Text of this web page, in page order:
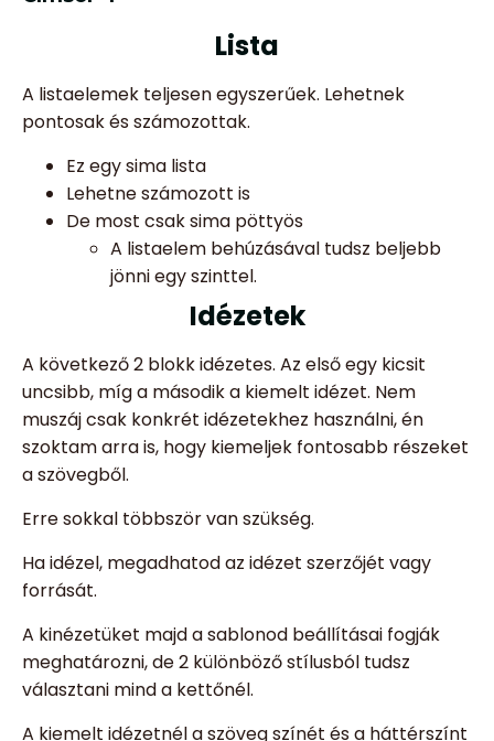
Lista
A listaelemek teljesen egyszerűek. Lehetnek
pontosak és számozottak.
Ez egy sima lista
Lehetne számozott is
De most csak sima pöttyös
A listaelem behúzásával tudsz beljebb
jönni egy szinttel.
Idézetek
A következő 2 blokk idézetes. Az első egy kicsit
uncsibb, míg a második a kiemelt idézet. Nem
muszáj csak konkrét idézetekhez használni, én
szoktam arra is, hogy kiemeljek fontosabb részeket
a szövegből.
Erre sokkal többször van szükség.
Ha idézel, megadhatod az idézet szerzőjét vagy
forrását.
A kinézetüket majd a sablonod beállításai fogják
meghatározni, de 2 különböző stílusból tudsz
választani mind a kettőnél.
A kiemelt idézetnél a szöveg színét és a háttérszínt